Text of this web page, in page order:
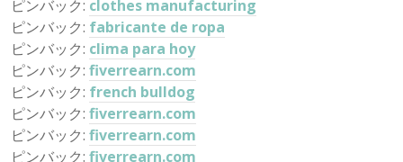
ピンバック: clothes manufacturing
ピンバック: fabricante de ropa
ピンバック: clima para hoy
ピンバック: fiverrearn.com
ピンバック: french bulldog
ピンバック: fiverrearn.com
ピンバック: fiverrearn.com
ピンバック: fiverrearn.com